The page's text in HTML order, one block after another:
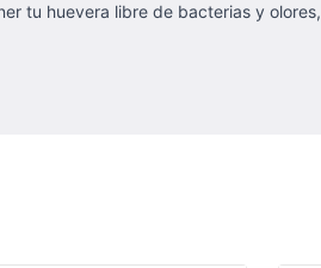
tu huevera libre de bacterias y olores,